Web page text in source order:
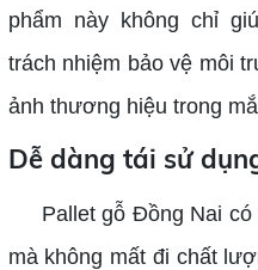
phẩm này không chỉ
trách nhiệm bảo vệ môi
ảnh thương hiệu trong
Dễ dàng tái sử
Pallet gỗ Đồng Nai
mà không mất đi chất